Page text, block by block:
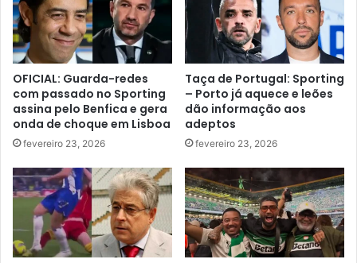
OFICIAL: Guarda-redes
com passado no Sporting
assina pelo Benfica e gera
onda de choque em Lisboa
fevereiro 23, 2026
Taça de Portugal: Sporting
– Porto já aquece e leões
dão informação aos
adeptos
fevereiro 23, 2026